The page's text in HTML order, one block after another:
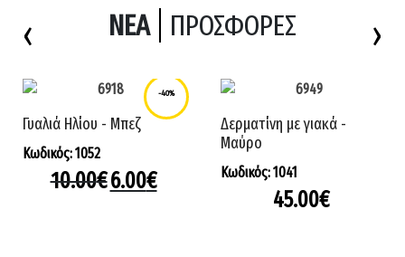
ΝΕΑ ΠΡΟΣΦΟΡΕΣ
-40%
Γυαλιά Hλίου - Μπεζ
Κωδικός: 1052
10.00€6.00€
Δερματίνη με γιακά -
Μαύρο
Κωδικός: 1041
45.00€
‹ ›